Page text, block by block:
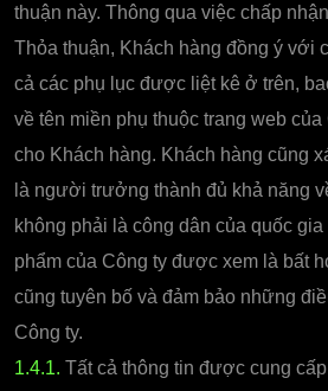
thuận này. Thông qua việc chấp
Thỏa thuận, Khách hàng đồng ý với
cả các phụ lục được liệt kê ở trên,
về tên miền phụ thuộc trang web
cho Khách hàng. Khách hàng cũng
là người trưởng thành đủ khả năng
không phải là công dân của quốc
phẩm của Công ty được xem là bất
cũng tuyên bố và đảm bảo những
Công ty.
1.4.1. Tất cả thông tin được cung